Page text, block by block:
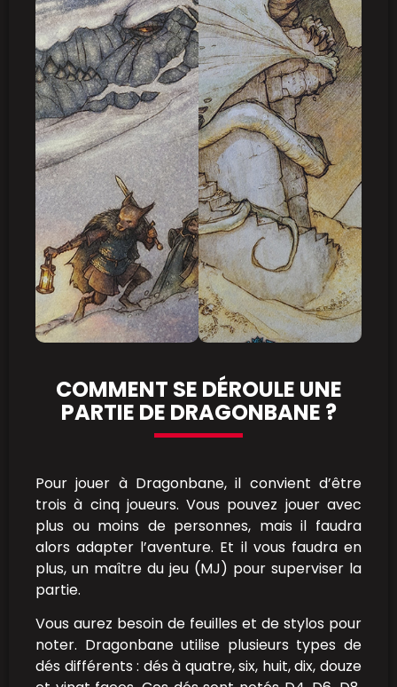
COMMENT SE DÉROULE UNE
PARTIE DE DRAGONBANE ?
Pour jouer à Dragonbane, il convient d’être
trois à cinq joueurs. Vous pouvez jouer avec
plus ou moins de personnes, mais il faudra
alors adapter l’aventure. Et il vous faudra en
plus, un maître du jeu (MJ) pour superviser la
partie.
Vous aurez besoin de feuilles et de stylos pour
noter. Dragonbane utilise plusieurs types de
dés différents : dés à quatre, six, huit, dix, douze